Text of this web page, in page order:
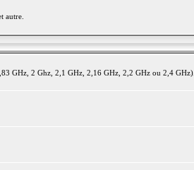
autre.
GHz, 2 Ghz, 2,1 GHz, 2,16 GHz, 2,2 GHz ou 2,4 GHz).